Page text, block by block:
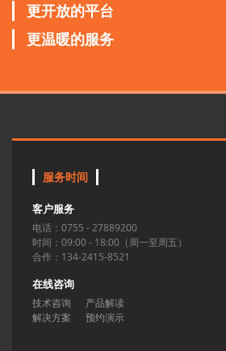
更开放的平台
更温暖的服务
服务时间
客户服务
电话：0755 - 27889200
时间：09:00 - 18:00（周一至周五）
合作：134-2415-8521
在线咨询
技术咨询
产品解读
解决方案
预约演示